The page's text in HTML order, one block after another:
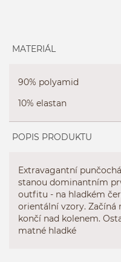
MATERIÁL
90% polyamid
10% elastan
POPIS PRODUKTU
Extravagantní
stanou dominantním
outfitu - na hladkém
orientální vzory. Začíná
končí nad kolenem.
matné hladké